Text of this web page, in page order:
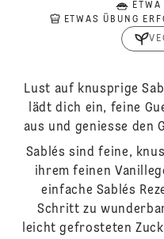
ETWAS ÜBUNG
Lust auf knusprige
lädt dich ein, feine
aus und geniesse den
Sablés sind feine,
ihrem feinen
einfache Sablés
Schritt zu
leicht gefrosteten